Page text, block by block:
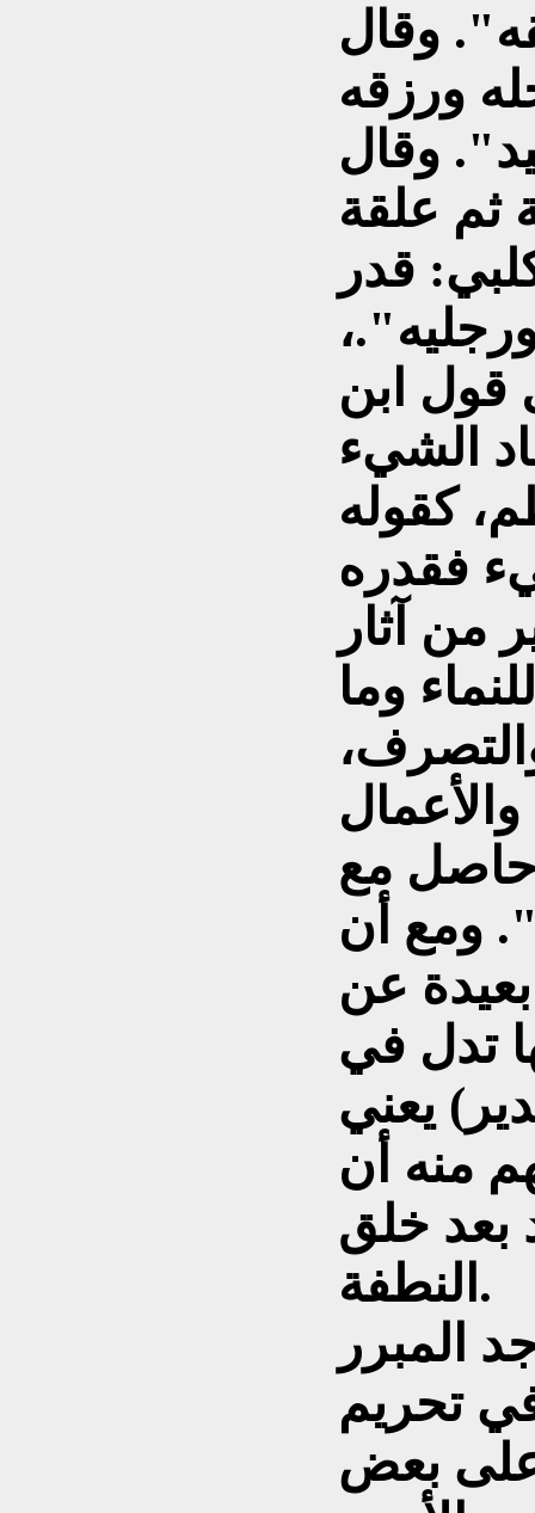
وقال
ورزقه
وقال
ثم علقة
قدر
قول ابن
الشيء
كقوله
فقدره
من آثار
وما
حاصل مع
ومع أن
بعيدة عن
تدل في
يعني
منه أن
بعد خلق
النطفة.
المبرر
تحريم
بعض